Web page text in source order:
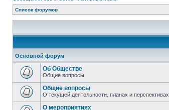
Список форумов
Основной форум
Об Обществе
Общие вопросы
Общие вопросы
О текущей деятельности, планах и перспективах
О мероприятиях